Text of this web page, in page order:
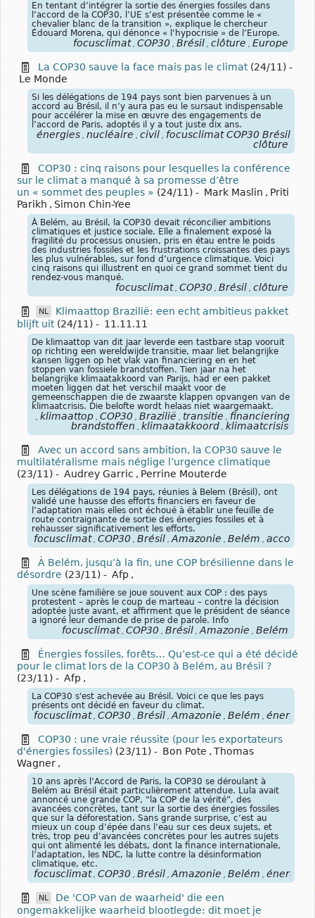
En tentant d’intégrer la sortie des énergies fossiles dans
l’accord de la COP30, l’UE s’est présentée comme le «
chevalier blanc de la transition », explique le chercheur
Édouard Morena, qui dénonce « l’hypocrisie » de l’Europe.
focusclimat COP30 Brésil clôture Europe
La COP30 sauve la face mais pas le climat(24/11) -
Le Monde
Si les délégations de 194 pays sont bien parvenues à un
accord au Brésil, il n’y aura pas eu le sursaut indispensable
pour accélérer la mise en œuvre des engagements de
l’accord de Paris, adoptés il y a tout juste dix ans.
énergies nucléaire civil
focusclimat COP30 Brésil
clôture
COP30 : cinq raisons pour lesquelles la conférence
sur le climat a manqué à sa promesse d’être
un « sommet des peuples » (24/11) - Mark Maslin , Priti
Parikh , Simon Chin-Yee
À Belém, au Brésil, la COP30 devait réconcilier ambitions
climatiques et justice sociale. Elle a finalement exposé la
fragilité du processus onusien, pris en étau entre le poids
des industries fossiles et les frustrations croissantes des pays
les plus vulnérables, sur fond d’urgence climatique. Voici
cinq raisons qui illustrent en quoi ce grand sommet tient du
rendez-vous manqué.
focusclimat COP30 Brésil clôture
NL
Klimaattop Brazilië: een echt ambitieus pakket
blijft uit (24/11) - 11.11.11
De klimaattop van dit jaar leverde een tastbare stap vooruit
op richting een wereldwijde transitie, maar liet belangrijke
kansen liggen op het vlak van financiering en en het
stoppen van fossiele brandstoffen. Tien jaar na het
belangrijke klimaatakkoord van Parijs, had er een pakket
moeten liggen dat het verschil maakt voor de
gemeenschappen die de zwaarste klappen opvangen van de
klimaatcrisis. Die belofte wordt helaas niet waargemaakt.
klimaattop COP30 Brazilië transitie financiering
brandstoffen
klimaatakkoord klimaatcrisis
Avec un accord sans ambition, la COP30 sauve le
multilatéralisme mais néglige l’urgence climatique
(23/11) - Audrey Garric , Perrine Mouterde
Les délégations de 194 pays, réunies à Belem (Brésil), ont
validé une hausse des efforts financiers en faveur de
l’adaptation mais elles ont échoué à établir une feuille de
route contraignante de sortie des énergies fossiles et à
rehausser significativement les efforts.
focusclimat COP30 Brésil Amazonie Belém accord
À Belém, jusqu’à la fin, une COP brésilienne dans le
désordre (23/11) - Afp ,
Une scène familière se joue souvent aux COP : des pays
protestent – après le coup de marteau – contre la décision
adoptée juste avant, et affirment que le président de séance
a ignoré leur demande de prise de parole. Info
focusclimat COP30 Brésil Amazonie Belém
Énergies fossiles, forêts… Qu’est-ce qui a été décidé
pour le climat lors de la COP30 à Belém, au Brésil ?
(23/11) - Afp ,
La COP30 s'est achevée au Brésil. Voici ce que les pays
présents ont décidé en faveur du climat.
focusclimat COP30 Brésil Amazonie Belém énergies
COP30 : une vraie réussite (pour les exportateurs
d'énergies fossiles) (23/11) - Bon Pote , Thomas
Wagner ,
10 ans après l’Accord de Paris, la COP30 se déroulant à
Belém au Brésil était particulièrement attendue. Lula avait
annoncé une grande COP, “la COP de la vérité”, des
avancées concrètes, tant sur la sortie des énergies fossiles
que sur la déforestation. Sans grande surprise, c’est au
mieux un coup d’épée dans l’eau sur ces deux sujets, et
très, trop peu d’avancées concrètes pour les autres sujets
qui ont alimenté les débats, dont la finance internationale,
l’adaptation, les NDC, la lutte contre la désinformation
climatique, etc.
focusclimat COP30 Brésil Amazonie Belém énergies
NL
De 'COP van de waarheid' die een
ongemakkelijke waarheid blootlegde: dit moet je